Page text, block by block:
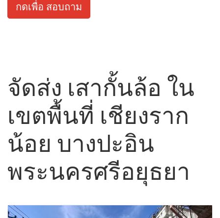
กดเพื่อ สอบถาม
จัดส่ง เสากั้นล้อ ใน
เขตพื้นที่ เชียงราก
น้อย บางปะอิน
พระนครศรีอยุธยา